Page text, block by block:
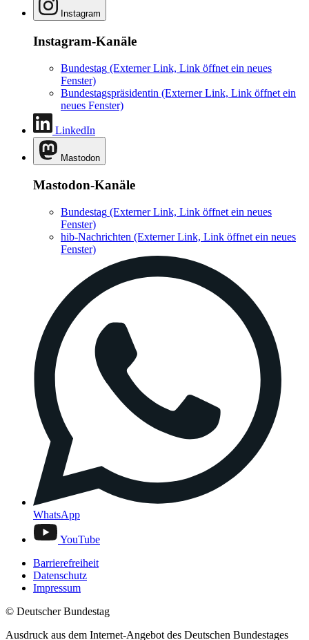
Instagram
Instagram-Kanäle
Bundestag (Externer Link, Link öffnet ein neues
Fenster)
Bundestagspräsidentin (Externer Link, Link öffnet ein
neues Fenster)
LinkedIn
Mastodon
Mastodon-Kanäle
Bundestag (Externer Link, Link öffnet ein neues
Fenster)
hib-Nachrichten (Externer Link, Link öffnet ein neues
Fenster)
WhatsApp
YouTube
Barrierefreiheit
Datenschutz
Impressum
© Deutscher Bundestag
Ausdruck aus dem Internet-Angebot des Deutschen Bundestages